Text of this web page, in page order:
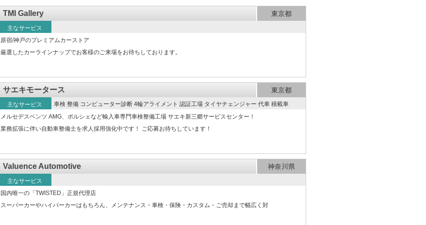
TMI Gallery 東京都
主なサービス
原宿/神戸のプレミアムカーストア
厳選したカーラインナップでお客様のご来場をお待ちしております。
サエキモータース 東京都
主なサービス
車検 整備 コンピューター診断 4輪アライメント 認証工場 タイヤチェンジャー 代車 積載車
メルセデスベンツ AMG、ポルシェなど輸入車専門車検整備工場 サエキ新三郷サービスセンター！
業務拡張に伴い自動車整備士を求人採用強化中です！ ご応募お待ちしています！
Valuence Automotive 神奈川県
主なサービス
国内唯一の「TWISTED」正規代理店
スーパーカーやハイパーカーはもちろん、メンテナンス・車検・保険・カスタム・ご売却まで幅広く対